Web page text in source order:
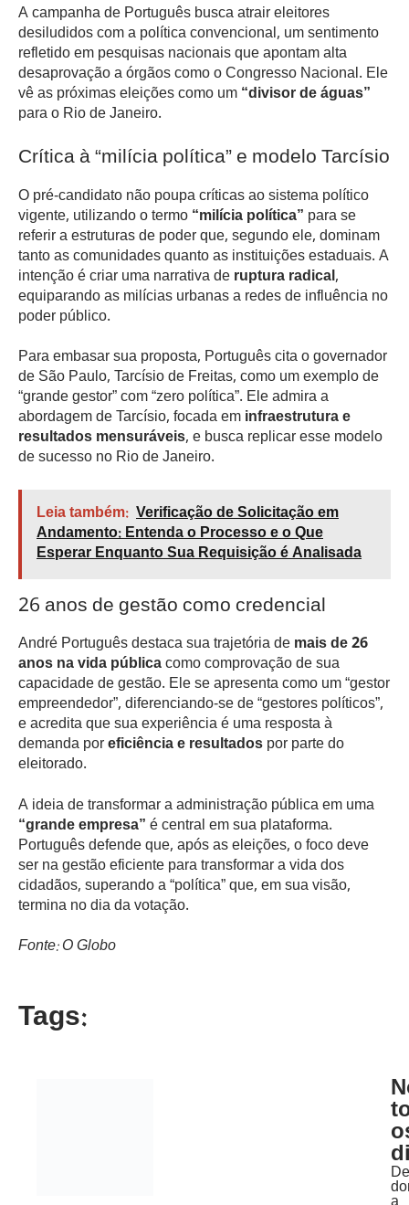
A campanha de Português busca atrair eleitores
desiludidos com a política convencional, um sentimento
refletido em pesquisas nacionais que apontam alta
desaprovação a órgãos como o Congresso Nacional. Ele
vê as próximas eleições como um“divisor de águas”
para o Rio de Janeiro.
Crítica à “milícia política” e modelo Tarcísio
O pré-candidato não poupa críticas ao sistema político
vigente, utilizando o termo“milícia política” para se
referir a estruturas de poder que, segundo ele, dominam
tanto as comunidades quanto as instituições estaduais. A
intenção é criar uma narrativa deruptura radical,
equiparando as milícias urbanas a redes de influência no
poder público.
Para embasar sua proposta, Português cita o governador
de São Paulo, Tarcísio de Freitas, como um exemplo de
“grande gestor” com “zero política”. Ele admira a
abordagem de Tarcísio, focada eminfraestrutura e
resultados mensuráveis, e busca replicar esse modelo
de sucesso no Rio de Janeiro.
Leia também: Verificação de Solicitação em
Andamento: Entenda o Processo e o Que
Esperar Enquanto Sua Requisição é Analisada
26 anos de gestão como credencial
André Português destaca sua trajetória demais de 26
anos na vida públicacomo comprovação de sua
capacidade de gestão. Ele se apresenta como um “gestor
empreendedor”, diferenciando-se de “gestores políticos”,
e acredita que sua experiência é uma resposta à
demanda poreficiência e resultadospor parte do
eleitorado.
A ideia de transformar a administração pública em uma
“grande empresa”é central em sua plataforma.
Português defende que, após as eleições, o foco deve
ser na gestão eficiente para transformar a vida dos
cidadãos, superando a “política” que, em sua visão,
termina no dia da votação.
Fonte: O Globo
Tags:
De